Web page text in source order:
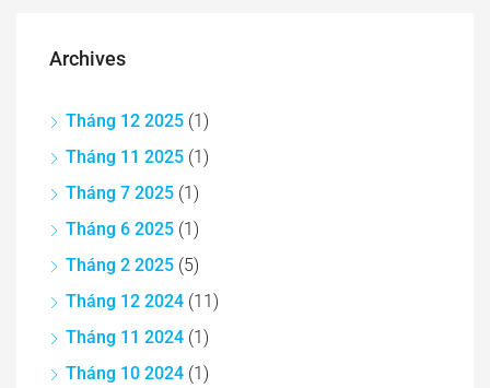
Archives
Tháng 12 2025 (1)
Tháng 11 2025 (1)
Tháng 7 2025 (1)
Tháng 6 2025 (1)
Tháng 2 2025 (5)
Tháng 12 2024 (11)
Tháng 11 2024 (1)
Tháng 10 2024 (1)